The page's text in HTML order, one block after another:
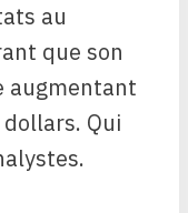
au
que son
augmentant
Qui